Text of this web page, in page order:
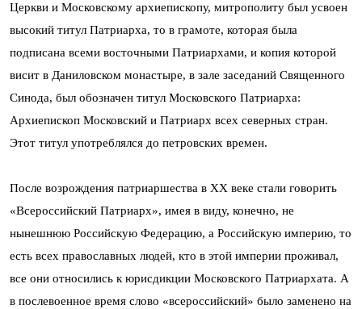
Церкви и Московскому архиепископу, митрополиту был усвоен
высокий титул Патриарха, то в грамоте, которая была
подписана всеми восточными Патриархами, и копия которой
висит в Даниловском монастыре, в зале заседаний Священного
Синода, был обозначен титул Московского Патриарха:
Архиепископ Московский и Патриарх всех северных стран.
Этот титул употреблялся до петровских времен.
После возрождения патриаршества в ХХ веке стали говорить
«Всероссийский Патриарх», имея в виду, конечно, не
нынешнюю Российскую Федерацию, а Российскую империю, то
есть всех православных людей, кто в этой империи проживал,
все они относились к юрисдикции Московского Патриархата. А
в послевоенное время слово «всероссийский» было заменено на